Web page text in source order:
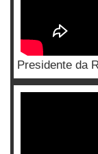
Presidente da